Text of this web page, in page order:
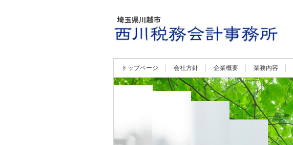
トップページ 会社方針 企業概要 業務内容